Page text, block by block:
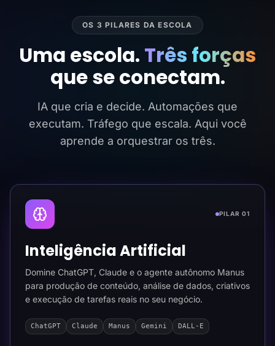
OS 3 PILARES DA ESCOLA
Uma escola. Três forças
que se conectam.
IA que cria e decide. Automações que
executam. Tráfego que escala. Aqui você
aprende a orquestrar os três.
PILAR 01
Inteligência Artificial
Domine ChatGPT, Claude e o agente autônomo Manus
para produção de conteúdo, análise de dados, criativos
e execução de tarefas reais no seu negócio.
ChatGPT Claude Manus Gemini DALL-E